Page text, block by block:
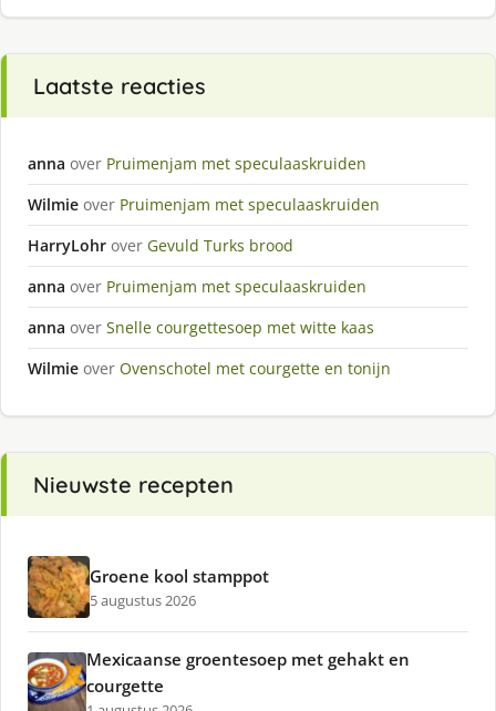
Laatste reacties
anna over Pruimenjam met speculaaskruiden
Wilmie over Pruimenjam met speculaaskruiden
HarryLohr over Gevuld Turks brood
anna over Pruimenjam met speculaaskruiden
anna over Snelle courgettesoep met witte kaas
Wilmie over Ovenschotel met courgette en tonijn
Nieuwste recepten
Groene kool stamppot
5 augustus 2026
Mexicaanse groentesoep met gehakt en
courgette